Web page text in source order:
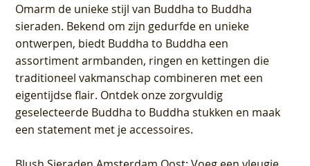
Omarm de unieke stijl van Buddha to Buddha
sieraden. Bekend om zijn gedurfde en unieke
ontwerpen, biedt Buddha to Buddha een
assortiment armbanden, ringen en kettingen die
traditioneel vakmanschap combineren met een
eigentijdse flair. Ontdek onze zorgvuldig
geselecteerde Buddha to Buddha stukken en maak
een statement met je accessoires.